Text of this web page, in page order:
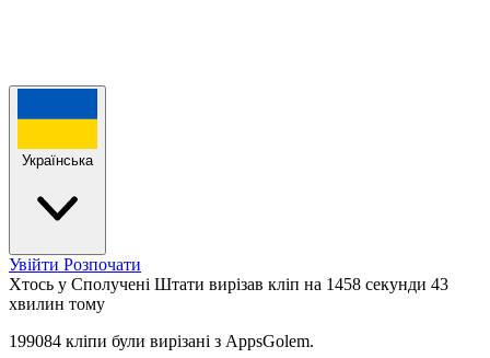
Українська
Увійти Розпочати
Хтось у Сполучені Штати вирізав кліп на 1458 секунди 43
хвилин тому
199084 кліпи були вирізані з AppsGolem.